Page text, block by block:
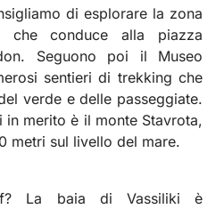
di esplorare la zona
che conduce alla piazza
Seguono poi il Museo
sentieri di trekking che
verde e delle passeggiate.
merito è il monte Stavrota,
metri sul livello del mare.
La baia di Vassiliki è